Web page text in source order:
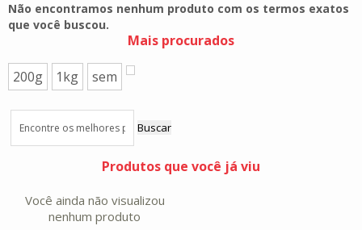
Não encontramos nenhum produto com os termos exatos
que você buscou.
Mais procurados
200g 1kg sem
Buscar
Produtos que você já viu
Você ainda não visualizou
nenhum produto